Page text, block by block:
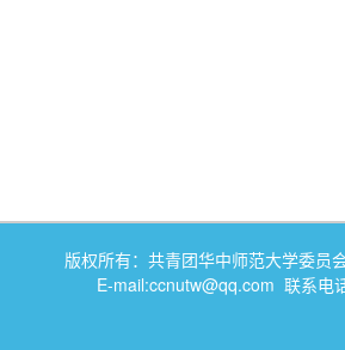
版权所有：共青团华中师范大学委
E-mail:ccnutw@qq.com 联系电